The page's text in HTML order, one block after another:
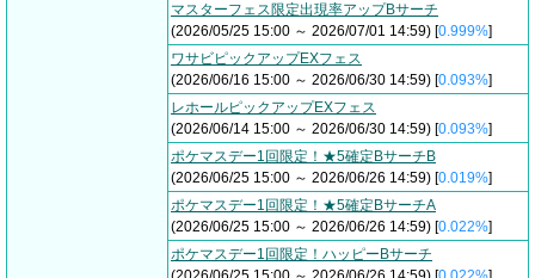
マスターフェス限定出現率アップBサーチ
(2026/05/25 15:00 ～ 2026/07/01 14:59) [0.999%]
ワサビピックアップEXフェス
(2026/06/16 15:00 ～ 2026/06/30 14:59) [0.093%]
レホールピックアップEXフェス
(2026/06/14 15:00 ～ 2026/06/30 14:59) [0.093%]
ポケマスデー1回限定！★5確定BサーチB
(2026/06/25 15:00 ～ 2026/06/26 14:59) [0.019%]
ポケマスデー1回限定！★5確定BサーチA
(2026/06/25 15:00 ～ 2026/06/26 14:59) [0.022%]
ポケマスデー1回限定！ハッピーBサーチ